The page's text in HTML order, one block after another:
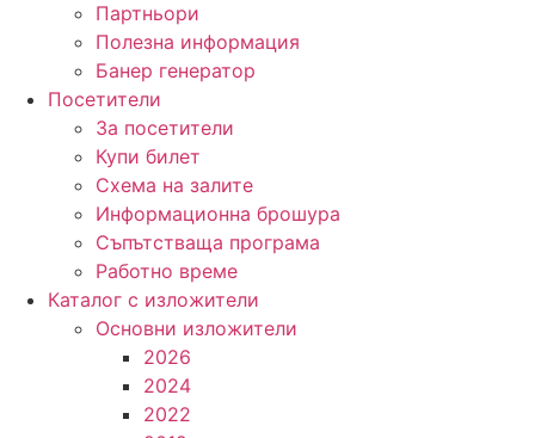
Партньори
Полезна информация
Банер генератор
Посетители
За посетители
Купи билет
Схема на залите
Информационна брошура
Съпътстваща програма
Работно време
Каталог с изложители
Основни изложители
2026
2024
2022